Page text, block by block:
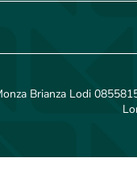
Brianza Lodi